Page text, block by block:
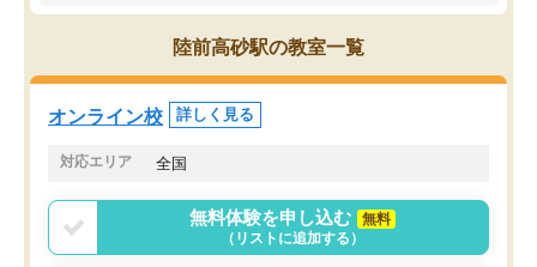
ので、自信をもって受験勉強を進める
ことができました。自分のように勉強
のやり方や進捗管理で苦労している方
には特におすすめしたい塾です。
陸前高砂駅の教室一覧
オンライン校 詳しく見る
対応エリア 全国
無料体験を申し込む
無料
（リストに追加する）